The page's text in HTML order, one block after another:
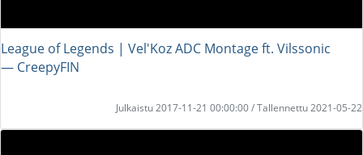
League of Legends | Vel'Koz ADC Montage ft. Vilssonic
― CreepyFIN
Julkaistu 2017-11-21 00:00:00 / Tallennettu 2021-05-22